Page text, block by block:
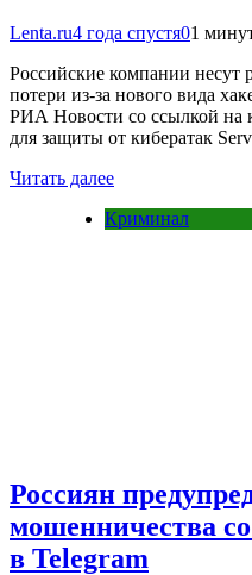
Lenta.ru4 года спустя01
Российские компании
потери из-за нового вида
РИА Новости со ссылкой на
для защиты от кибератак
Читать далее
Криминал
Россиян
мошенничества
в Telegram